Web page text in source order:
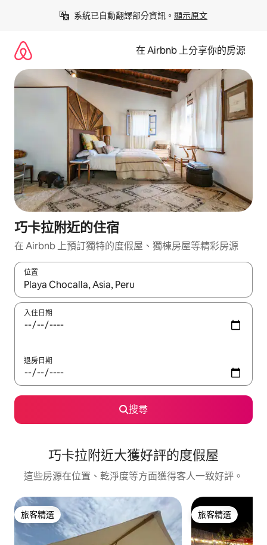
系統已自動翻譯部分資訊。 顯示原文
在 Airbnb 上分享你的房源
巧卡拉附近的住宿
在 Airbnb 上預訂獨特的度假屋、獨棟房屋等精彩房源
位置
如有搜尋結果，瀏覽內容時請使用上下箭頭，或輕點、滑動裝置。
入住日期
退房日期
搜尋
巧卡拉附近大獲好評的度假屋
這些房源在位置、乾淨度等方面獲得客人一致好評。
旅客精選
旅客精選 旅客精選
旅客精選